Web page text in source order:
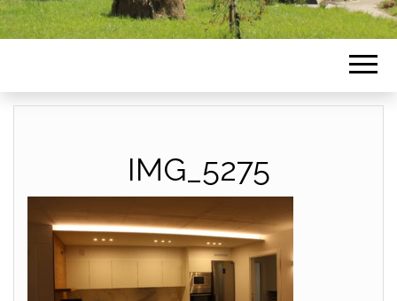
IMG_5275